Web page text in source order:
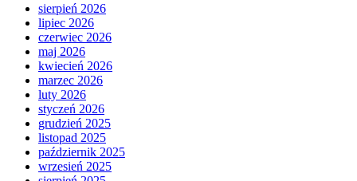
sierpień 2026
lipiec 2026
czerwiec 2026
maj 2026
kwiecień 2026
marzec 2026
luty 2026
styczeń 2026
grudzień 2025
listopad 2025
październik 2025
wrzesień 2025